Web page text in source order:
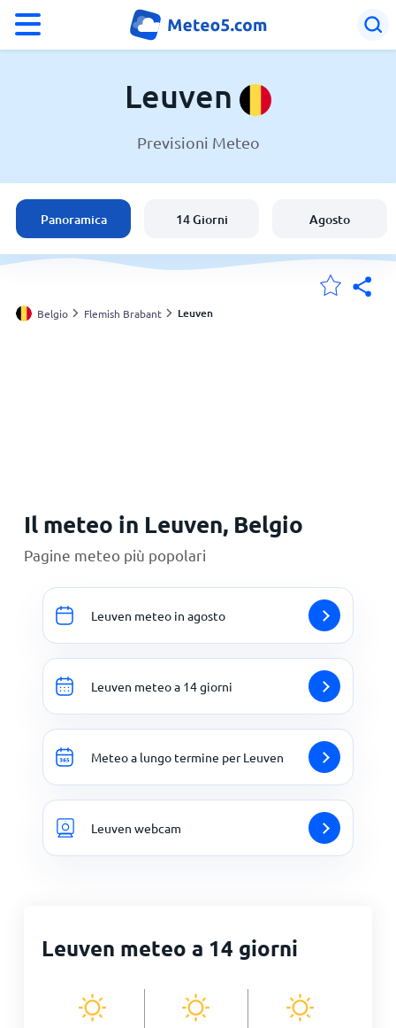
Belgio
Italia
Svizzera
Leuven
Previsioni Meteo
Panoramica 14 Giorni Agosto
Belgio Flemish Brabant Leuven
Il meteo in Leuven, Belgio
Pagine meteo più popolari
Leuven meteo in agosto
Leuven meteo a 14 giorni
Meteo a lungo termine per Leuven
Leuven webcam
Leuven meteo a 14 giorni